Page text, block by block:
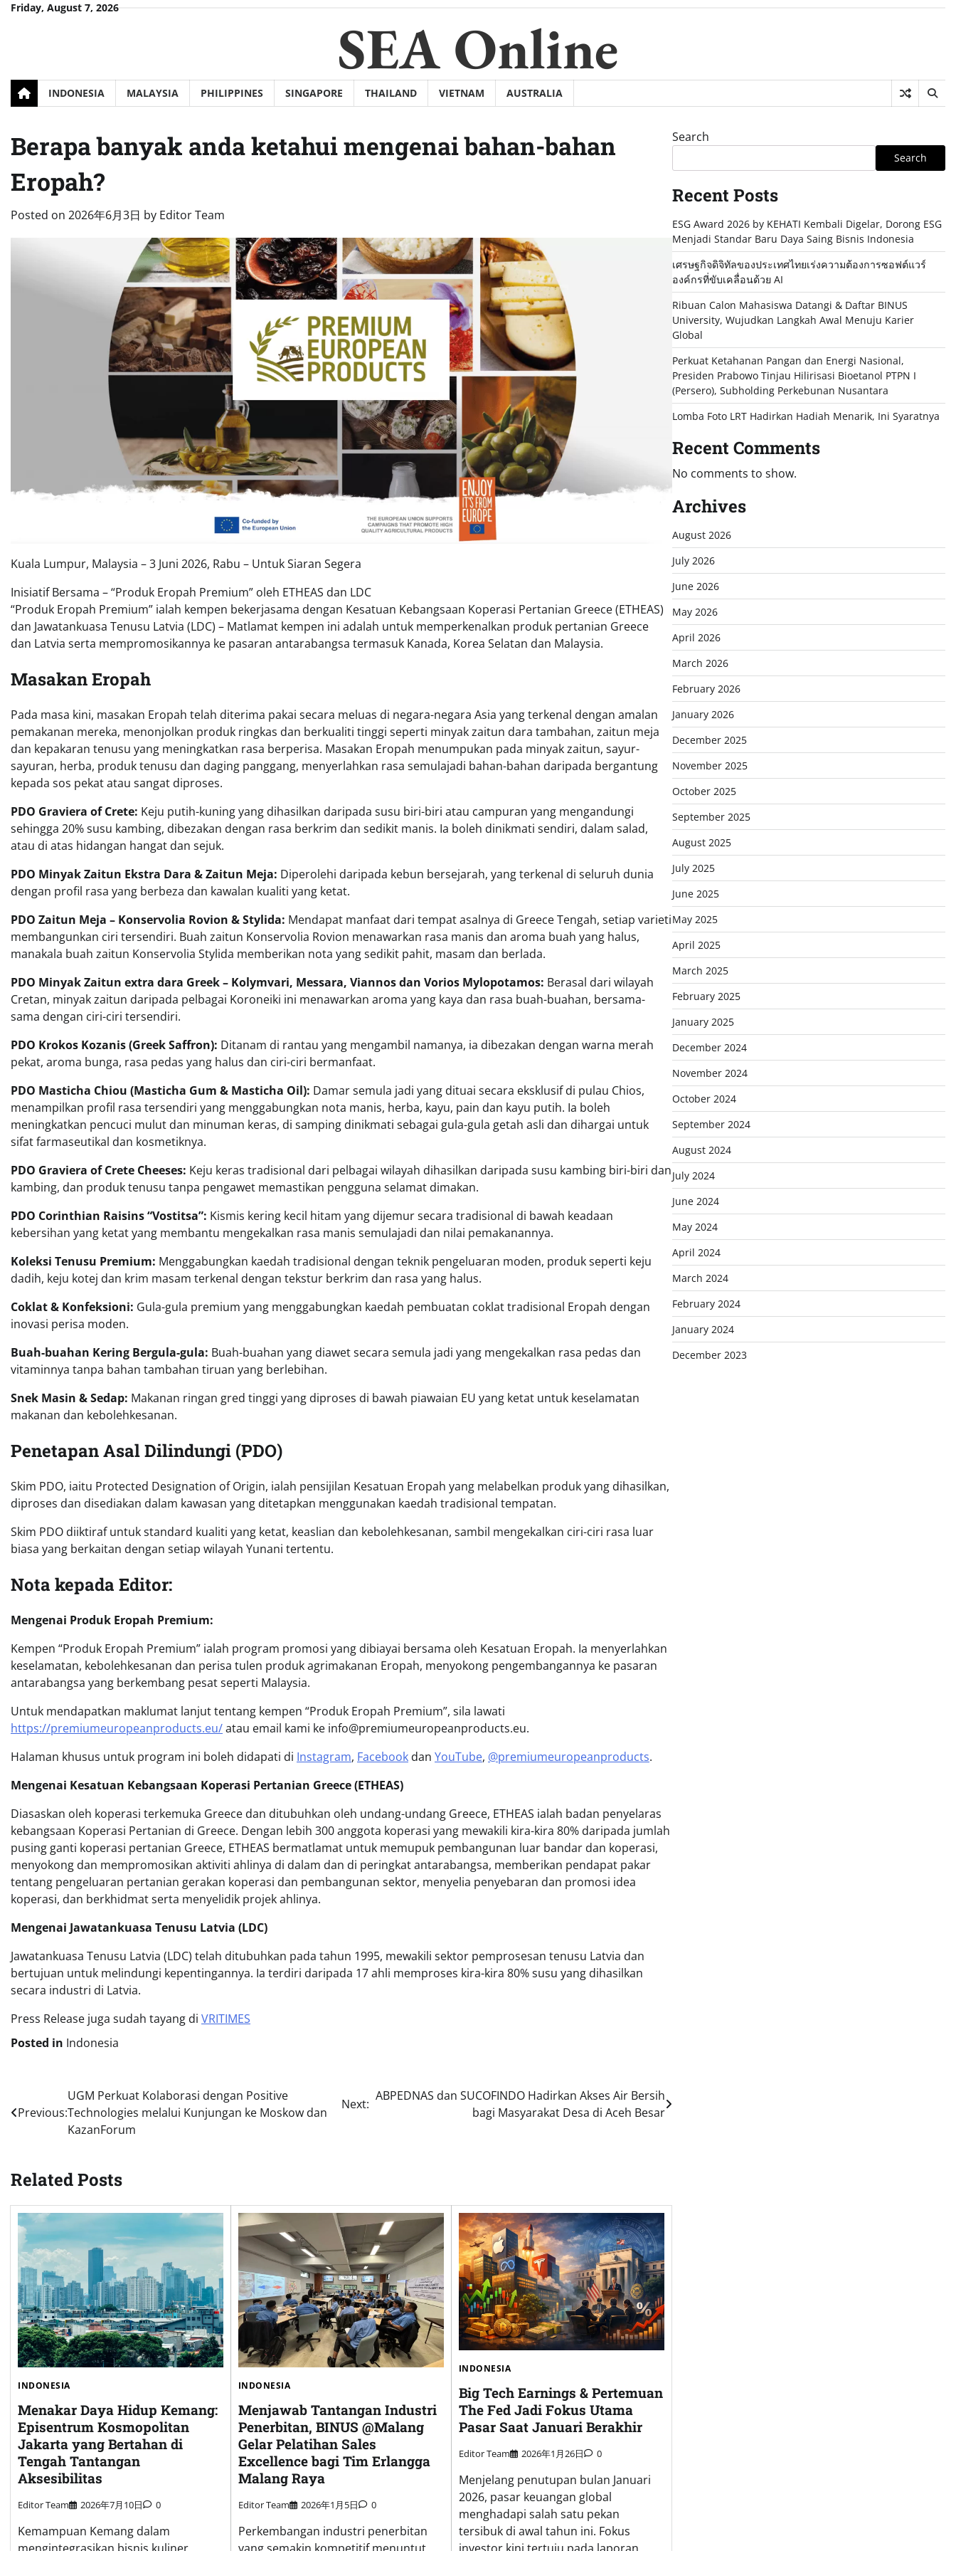
SkipFriday, August 7, 2026
SEA Online
INDONESIA MALAYSIA PHILIPPINES SINGAPORE THAILAND VIETNAM AUSTRALIA
Berapa banyak anda ketahui mengenai bahan-bahan
Eropah?
Posted on 2026年6月3日 by Editor Team
Kuala Lumpur, Malaysia – 3 Juni 2026, Rabu – Untuk Siaran Segera
Inisiatif Bersama – “Produk Eropah Premium” oleh ETHEAS dan LDC
“Produk Eropah Premium” ialah kempen bekerjasama dengan Kesatuan Kebangsaan Koperasi Pertanian Greece (ETHEAS)
dan Jawatankuasa Tenusu Latvia (LDC) – Matlamat kempen ini adalah untuk memperkenalkan produk pertanian Greece
dan Latvia serta mempromosikannya ke pasaran antarabangsa termasuk Kanada, Korea Selatan dan Malaysia.
Masakan Eropah
Pada masa kini, masakan Eropah telah diterima pakai secara meluas di negara-negara Asia yang terkenal dengan amalan
pemakanan mereka, menonjolkan produk ringkas dan berkualiti tinggi seperti minyak zaitun dara tambahan, zaitun meja
dan kepakaran tenusu yang meningkatkan rasa berperisa. Masakan Eropah menumpukan pada minyak zaitun, sayur-
sayuran, herba, produk tenusu dan daging panggang, menyerlahkan rasa semulajadi bahan-bahan daripada bergantung
kepada sos pekat atau sangat diproses.
PDO Graviera of Crete: Keju putih-kuning yang dihasilkan daripada susu biri-biri atau campuran yang mengandungi
sehingga 20% susu kambing, dibezakan dengan rasa berkrim dan sedikit manis. Ia boleh dinikmati sendiri, dalam salad,
atau di atas hidangan hangat dan sejuk.
PDO Minyak Zaitun Ekstra Dara & Zaitun Meja: Diperolehi daripada kebun bersejarah, yang terkenal di seluruh dunia
dengan profil rasa yang berbeza dan kawalan kualiti yang ketat.
PDO Zaitun Meja – Konservolia Rovion & Stylida: Mendapat manfaat dari tempat asalnya di Greece Tengah, setiap varieti
membangunkan ciri tersendiri. Buah zaitun Konservolia Rovion menawarkan rasa manis dan aroma buah yang halus,
manakala buah zaitun Konservolia Stylida memberikan nota yang sedikit pahit, masam dan berlada.
PDO Minyak Zaitun extra dara Greek – Kolymvari, Messara, Viannos dan Vorios Mylopotamos: Berasal dari wilayah
Cretan, minyak zaitun daripada pelbagai Koroneiki ini menawarkan aroma yang kaya dan rasa buah-buahan, bersama-
sama dengan ciri-ciri tersendiri.
PDO Krokos Kozanis (Greek Saffron): Ditanam di rantau yang mengambil namanya, ia dibezakan dengan warna merah
pekat, aroma bunga, rasa pedas yang halus dan ciri-ciri bermanfaat.
PDO Masticha Chiou (Masticha Gum & Masticha Oil): Damar semula jadi yang dituai secara eksklusif di pulau Chios,
menampilkan profil rasa tersendiri yang menggabungkan nota manis, herba, kayu, pain dan kayu putih. Ia boleh
meningkatkan pencuci mulut dan minuman keras, di samping dinikmati sebagai gula-gula getah asli dan dihargai untuk
sifat farmaseutikal dan kosmetiknya.
PDO Graviera of Crete Cheeses: Keju keras tradisional dari pelbagai wilayah dihasilkan daripada susu kambing biri-biri dan
kambing, dan produk tenusu tanpa pengawet memastikan pengguna selamat dimakan.
PDO Corinthian Raisins “Vostitsa”: Kismis kering kecil hitam yang dijemur secara tradisional di bawah keadaan
kebersihan yang ketat yang membantu mengekalkan rasa manis semulajadi dan nilai pemakanannya.
Koleksi Tenusu Premium: Menggabungkan kaedah tradisional dengan teknik pengeluaran moden, produk seperti keju
dadih, keju kotej dan krim masam terkenal dengan tekstur berkrim dan rasa yang halus.
Coklat & Konfeksioni: Gula-gula premium yang menggabungkan kaedah pembuatan coklat tradisional Eropah dengan
inovasi perisa moden.
Buah-buahan Kering Bergula-gula: Buah-buahan yang diawet secara semula jadi yang mengekalkan rasa pedas dan
vitaminnya tanpa bahan tambahan tiruan yang berlebihan.
Snek Masin & Sedap: Makanan ringan gred tinggi yang diproses di bawah piawaian EU yang ketat untuk keselamatan
makanan dan kebolehkesanan.
Penetapan Asal Dilindungi (PDO)
Skim PDO, iaitu Protected Designation of Origin, ialah pensijilan Kesatuan Eropah yang melabelkan produk yang dihasilkan,
diproses dan disediakan dalam kawasan yang ditetapkan menggunakan kaedah tradisional tempatan.
Skim PDO diiktiraf untuk standard kualiti yang ketat, keaslian dan kebolehkesanan, sambil mengekalkan ciri-ciri rasa luar
biasa yang berkaitan dengan setiap wilayah Yunani tertentu.
Nota kepada Editor:
Mengenai Produk Eropah Premium:
Kempen “Produk Eropah Premium” ialah program promosi yang dibiayai bersama oleh Kesatuan Eropah. Ia menyerlahkan
keselamatan, kebolehkesanan dan perisa tulen produk agrimakanan Eropah, menyokong pengembangannya ke pasaran
antarabangsa yang berkembang pesat seperti Malaysia.
Untuk mendapatkan maklumat lanjut tentang kempen “Produk Eropah Premium”, sila lawati
https://premiumeuropeanproducts.eu/atau email kami ke info@premiumeuropeanproducts.eu.
Halaman khusus untuk program ini boleh didapati di Instagram, Facebook dan YouTube, @premiumeuropeanproducts.
Mengenai Kesatuan Kebangsaan Koperasi Pertanian Greece (ETHEAS)
Diasaskan oleh koperasi terkemuka Greece dan ditubuhkan oleh undang-undang Greece, ETHEAS ialah badan penyelaras
kebangsaan Koperasi Pertanian di Greece. Dengan lebih 300 anggota koperasi yang mewakili kira-kira 80% daripada jumlah
pusing ganti koperasi pertanian Greece, ETHEAS bermatlamat untuk memupuk pembangunan luar bandar dan koperasi,
menyokong dan mempromosikan aktiviti ahlinya di dalam dan di peringkat antarabangsa, memberikan pendapat pakar
tentang pengeluaran pertanian gerakan koperasi dan pembangunan sektor, menyelia penyebaran dan promosi idea
koperasi, dan berkhidmat serta menyelidik projek ahlinya.
Mengenai Jawatankuasa Tenusu Latvia (LDC)
Jawatankuasa Tenusu Latvia (LDC) telah ditubuhkan pada tahun 1995, mewakili sektor pemprosesan tenusu Latvia dan
bertujuan untuk melindungi kepentingannya. Ia terdiri daripada 17 ahli memproses kira-kira 80% susu yang dihasilkan
secara industri di Latvia.
Press Release juga sudah tayang di VRITIMES
Posted in Indonesia
navigation
Previous:
UGM Perkuat Kolaborasi dengan Positive
Technologies melalui Kunjungan ke Moskow dan
KazanForum
Next:
ABPEDNAS dan SUCOFINDO Hadirkan Akses Air Bersih
bagi Masyarakat Desa di Aceh Besar
Related Posts
INDONESIA
Menakar Daya Hidup Kemang:
Episentrum Kosmopolitan
Jakarta yang Bertahan di
Tengah Tantangan
Aksesibilitas
Editor Team 2026年7月10日 0
Kemampuan Kemang dalam
INDONESIA
Menjawab Tantangan Industri
Penerbitan, BINUS @Malang
Gelar Pelatihan Sales
Excellence bagi Tim Erlangga
Malang Raya
Editor Team 2026年1月5日 0
Perkembangan industri penerbitan
INDONESIA
Big Tech Earnings & Pertemuan
The Fed Jadi Fokus Utama
Pasar Saat Januari Berakhir
Editor Team 2026年1月26日 0
Menjelang penutupan bulan Januari
2026, pasar keuangan global
menghadapi salah satu pekan
tersibuk di awal tahun ini. Fokus
Search
Search
Recent Posts
ESG Award 2026 by KEHATI Kembali Digelar, Dorong ESG
Menjadi Standar Baru Daya Saing Bisnis Indonesia
เศรษฐกิจดิจิทัลของประเทศไทยเร่งความต้องการซอฟต์แวร์
องค์กรที่ขับเคลื่อนด้วย AI
Ribuan Calon Mahasiswa Datangi & Daftar BINUS
University, Wujudkan Langkah Awal Menuju Karier
Global
Perkuat Ketahanan Pangan dan Energi Nasional,
Presiden Prabowo Tinjau Hilirisasi Bioetanol PTPN I
(Persero), Subholding Perkebunan Nusantara
Lomba Foto LRT Hadirkan Hadiah Menarik, Ini Syaratnya
Recent Comments
No comments to show.
Archives
August 2026
July 2026
June 2026
May 2026
April 2026
March 2026
February 2026
January 2026
December 2025
November 2025
October 2025
September 2025
August 2025
July 2025
June 2025
May 2025
April 2025
March 2025
February 2025
January 2025
December 2024
November 2024
October 2024
September 2024
August 2024
July 2024
June 2024
May 2024
April 2024
March 2024
February 2024
January 2024
December 2023